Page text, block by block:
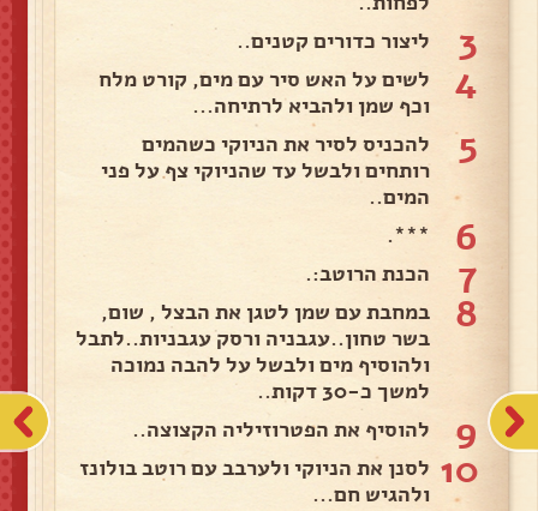
3 ליצור כדורים קטנים..
4
לשים על האש סיר עם מים, קורט מלח
וכף שמן ולהביא לרתיחה...
5
להכניס לסיר את הניוקי כשהמים
רותחים ולבשל עד שהניוקי צף על פני
המים..
6
***.
7 הכנת הרוטב:.
8
במחבת עם שמן לטגן את הבצל , שום,
בשר טחון..עגבניה ורסק עגבניות..לתבל
ולהוסיף מים ולבשל על להבה נמוכה
למשך כ-30 דקות..
9 להוסיף את הפטרוזיליה הקצוצה..
10 לסנן את הניוקי ולערבב עם רוטב בולונז
ולהגיש חם...